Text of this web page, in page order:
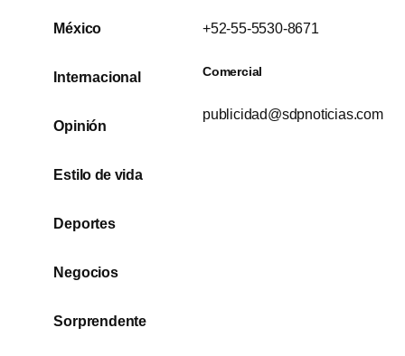
México
Internacional
Opinión
Estilo de vida
Deportes
Negocios
Sorprendente
+52-55-5530-8671
Comercial
publicidad@sdpnoticias.com